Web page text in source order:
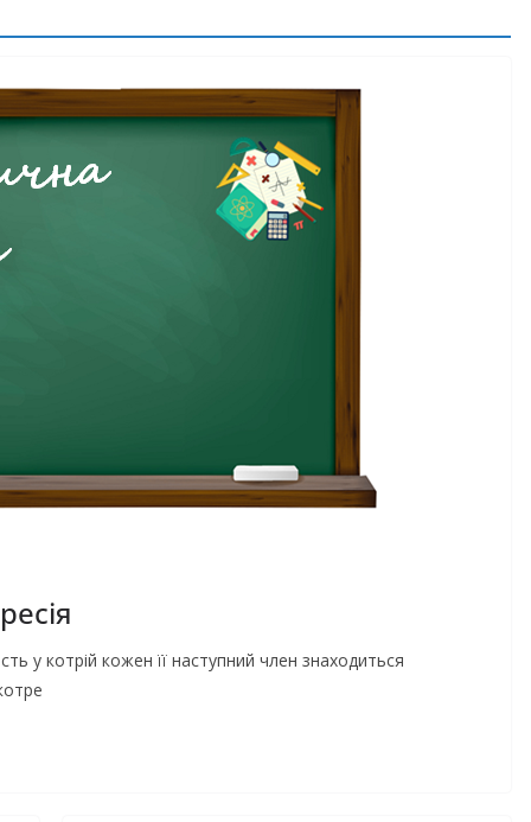
у котрій кожен її наступний член знаходиться